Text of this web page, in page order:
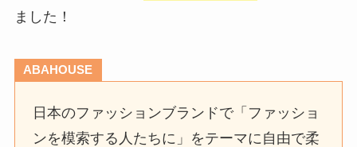
ました！
ABAHOUSE
日本のファッションブランドで「ファッショ
ンを模索する人たちに」をテーマに自由で柔